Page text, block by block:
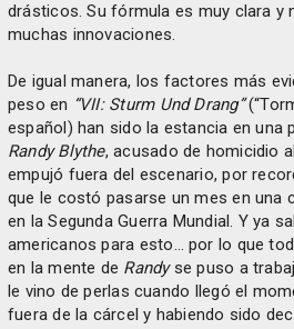
drásticos. Su fórmula es muy clara y
muchas innovaciones.
De igual manera, los factores más
peso en “VII: Sturm Und Drang”
español) han sido la estancia en una
Randy Blythe, acusado de homicidio
empujó fuera del escenario, por
que le costó pasarse un mes en una
en la Segunda Guerra Mundial. Y ya
americanos para esto… por lo que
en la mente de Randyse puso a
le vino de perlas cuando llegó el
fuera de la cárcel y habiendo sido